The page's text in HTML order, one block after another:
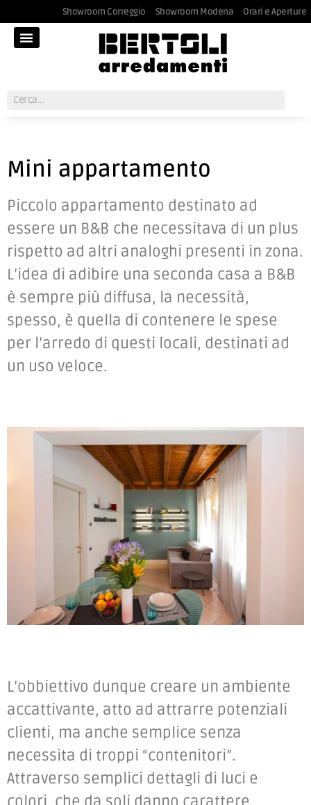
Showroom Correggio Showroom Modena Orari e Aperture
Mini appartamento​
Piccolo appartamento destinato ad
essere un B&B che necessitava di un plus
rispetto ad altri analoghi presenti in zona.
L’idea di adibire una seconda casa a B&B
è sempre più diffusa, la necessità,
spesso, è quella di contenere le spese
per l’arredo di questi locali, destinati ad
un uso veloce.
L’obbiettivo dunque creare un ambiente
accattivante, atto ad attrarre potenziali
clienti, ma anche semplice senza
necessita di troppi “contenitori”.
Attraverso semplici dettagli di luci e